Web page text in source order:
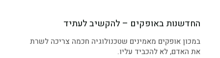
החדשנות באופקים – להקשיב לעתיד
במכון אופקים מאמינים שטכנולוגיה חכמה צריכה לשרת
את האדם, לא להכביד עליו.